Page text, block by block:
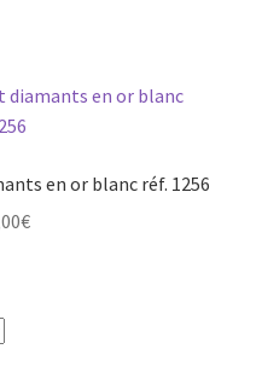
en or blanc réf. 1256
€